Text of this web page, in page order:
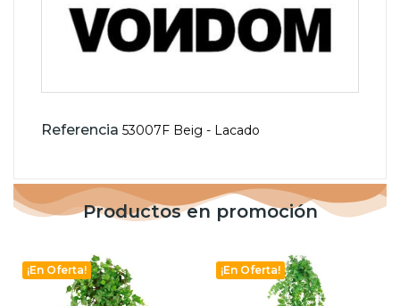
Referencia 53007F Beig - Lacado
Productos en promoción
¡En Oferta! ¡En Oferta!